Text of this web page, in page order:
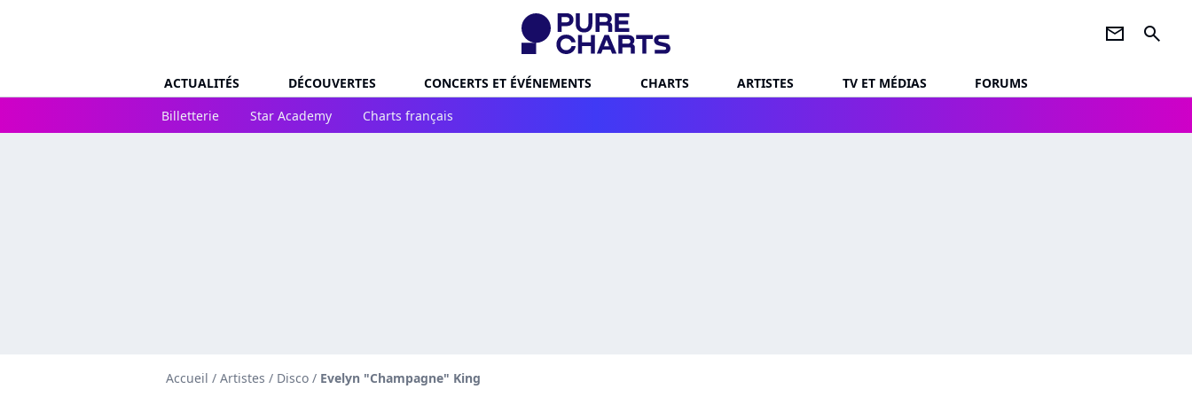
newsletter search
ACTUALITÉS DÉCOUVERTES CONCERTS ET ÉVÉNEMENTS CHARTS ARTISTES TV ET MÉDIAS
FORUMS
Billetterie
Star Academy Charts français
Accueil / Artistes / Disco / Evelyn "Champagne" King